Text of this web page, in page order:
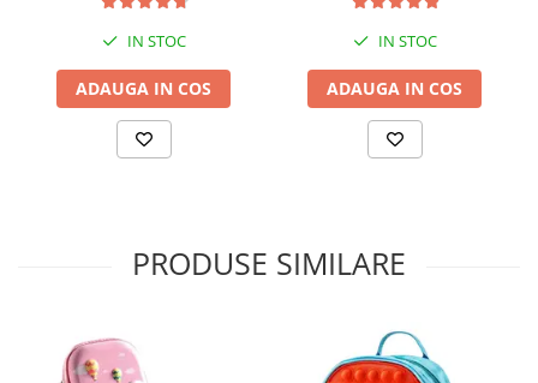
IN STOC
ADAUGA IN COS
IN STOC
ADAUGA IN COS
PRODUSE SIMILARE